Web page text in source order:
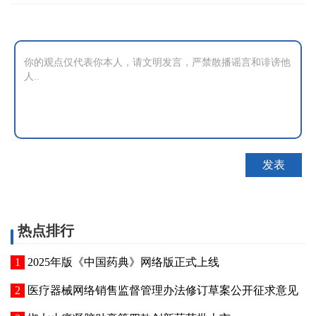
热点排行
2025年版《中国药典》网络版正式上线
医疗器械网络销售监督管理办法修订草案公开征求意见